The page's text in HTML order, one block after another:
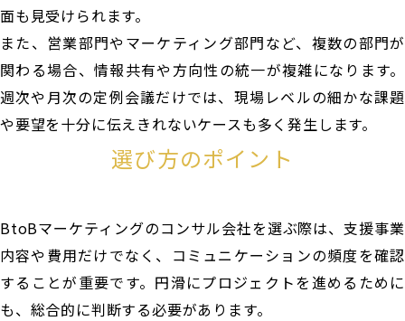
面も見受けられます。
また、営業部門やマーケティング部門など、複数の部門が
関わる場合、情報共有や方向性の統一が複雑になります。
週次や月次の定例会議だけでは、現場レベルの細かな課題
や要望を十分に伝えきれないケースも多く発生します。
選び方のポイント
BtoBマーケティングのコンサル会社を選ぶ際は、支援事業
内容や費用だけでなく、コミュニケーションの頻度を確認
することが重要です。円滑にプロジェクトを進めるために
も、総合的に判断する必要があります。